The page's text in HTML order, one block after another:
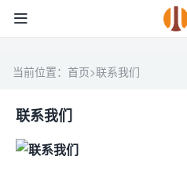
当前位置： 首页>联系我们
联系我们